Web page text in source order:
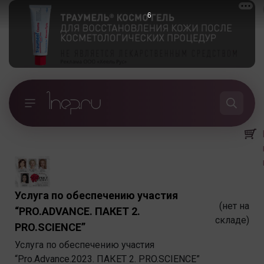
Услуга по обеспечению участия
“PRO.ADVANCE. ПАКЕТ 2.
PRO.SСIENCE”
Услуга по обеспечению участия
“Pro.Advance.2023. ПАКЕТ 2. PRO.SСIENCE”
(нет на
складе)
6